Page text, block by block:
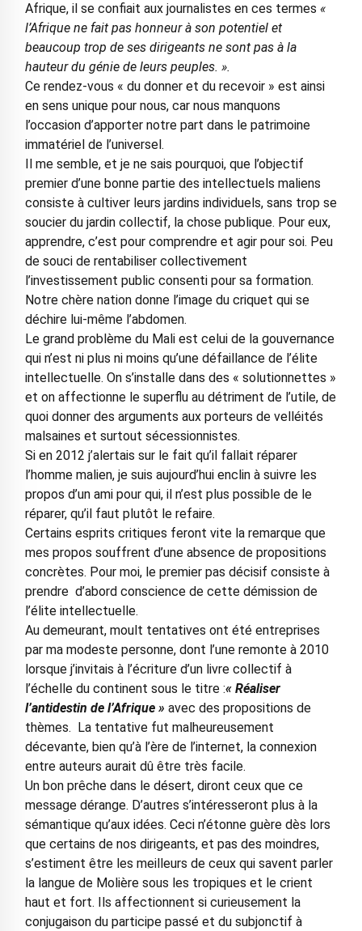
Afrique, il se confiait aux journalistes en ces termes «
l’Afrique ne fait pas honneur à son potentiel et
beaucoup trop de ses dirigeants ne sont pas à la
hauteur du génie de leurs peuples. ».
Ce rendez-vous « du donner et du recevoir » est ainsi
en sens unique pour nous, car nous manquons
l’occasion d’apporter notre part dans le patrimoine
immatériel de l’universel.
Il me semble, et je ne sais pourquoi, que l’objectif
premier d’une bonne partie des intellectuels maliens
consiste à cultiver leurs jardins individuels, sans trop se
soucier du jardin collectif, la chose publique. Pour eux,
apprendre, c’est pour comprendre et agir pour soi. Peu
de souci de rentabiliser collectivement
l’investissement public consenti pour sa formation.
Notre chère nation donne l’image du criquet qui se
déchire lui-même l’abdomen.
Le grand problème du Mali est celui de la gouvernance
qui n’est ni plus ni moins qu’une défaillance de l’élite
intellectuelle. On s’installe dans des « solutionnettes »
et on affectionne le superflu au détriment de l’utile, de
quoi donner des arguments aux porteurs de velléités
malsaines et surtout sécessionnistes.
Si en 2012 j’alertais sur le fait qu’il fallait réparer
l’homme malien, je suis aujourd’hui enclin à suivre les
propos d’un ami pour qui, il n’est plus possible de le
réparer, qu’il faut plutôt le refaire.
Certains esprits critiques feront vite la remarque que
mes propos souffrent d’une absence de propositions
concrètes. Pour moi, le premier pas décisif consiste à
prendre d’abord conscience de cette démission de
l’élite intellectuelle.
Au demeurant, moult tentatives ont été entreprises
par ma modeste personne, dont l’une remonte à 2010
lorsque j’invitais à l’écriture d’un livre collectif à
l’échelle du continent sous le titre :« Réaliser
l’antidestin de l’Afrique » avec des propositions de
thèmes. La tentative fut malheureusement
décevante, bien qu’à l’ère de l’internet, la connexion
entre auteurs aurait dû être très facile.
Un bon prêche dans le désert, diront ceux que ce
message dérange. D’autres s’intéresseront plus à la
sémantique qu’aux idées. Ceci n’étonne guère dès lors
que certains de nos dirigeants, et pas des moindres,
s’estiment être les meilleurs de ceux qui savent parler
la langue de Molière sous les tropiques et le crient
haut et fort. Ils affectionnent si curieusement la
conjugaison du participe passé et du subjonctif à